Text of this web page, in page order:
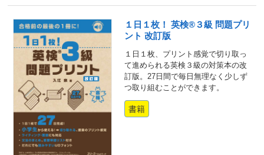
１日１枚！ 英検®３級 問題プリ
ント 改訂版
１日１枚、プリント感覚で切り取っ
て進められる英検３級の対策本の改
訂版。27日間で毎日無理なく少しず
つ取り組むことができます。
書籍